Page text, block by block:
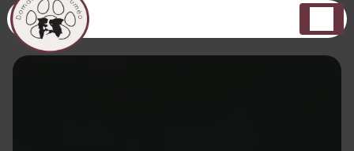
Panneau de gestion des cookies